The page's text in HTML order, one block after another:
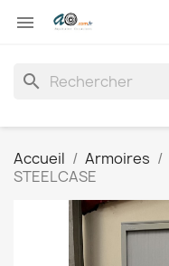

search
Accueil Armoires
STEELCASE